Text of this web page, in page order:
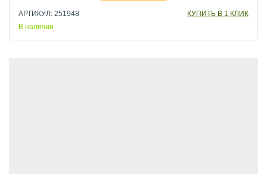
АРТИКУЛ: 251948
КУПИТЬ В 1 КЛИК
В наличии